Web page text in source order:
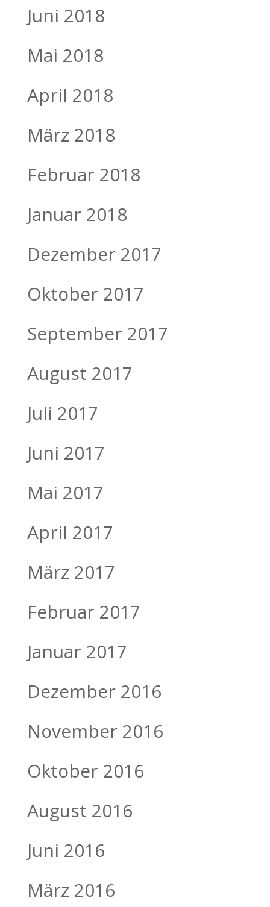
Juni 2018
Mai 2018
April 2018
März 2018
Februar 2018
Januar 2018
Dezember 2017
Oktober 2017
September 2017
August 2017
Juli 2017
Juni 2017
Mai 2017
April 2017
März 2017
Februar 2017
Januar 2017
Dezember 2016
November 2016
Oktober 2016
August 2016
Juni 2016
März 2016